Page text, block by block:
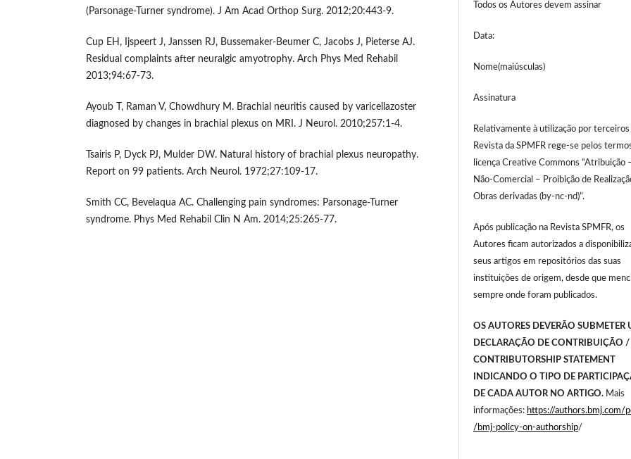
(Parsonage-Turner syndrome). J Am Acad Orthop Surg. 2012;20:443-9.
Cup EH, Ijspeert J, Janssen RJ, Bussemaker-Beumer C, Jacobs J, Pieterse AJ.
Residual complaints after neuralgic amyotrophy. Arch Phys Med Rehabil
2013;94:67-73.
Ayoub T, Raman V, Chowdhury M. Brachial neuritis caused by varicellazoster
diagnosed by changes in brachial plexus on MRI. J Neurol. 2010;257:1-4.
Tsairis P, Dyck PJ, Mulder DW. Natural history of brachial plexus neuropathy.
Report on 99 patients. Arch Neurol. 1972;27:109-17.
Smith CC, Bevelaqua AC. Challenging pain syndromes: Parsonage-Turner
syndrome. Phys Med Rehabil Clin N Am. 2014;25:265-77.
Todos os Autores devem assinar
Data:
Nome(maiúsculas)
Assinatura
Relativamente à utilização por terceiros
Revista da SPMFR rege-se pelos
licença Creative Commons “Atribuição
Não-Comercial – Proibição de
Obras derivadas (by-nc-nd)”.
Após publicação na Revista SPMFR, os
Autores ficam autorizados a
seus artigos em repositórios das suas
instituições de origem, desde que
sempre onde foram publicados.
OS AUTORES DEVERÃO SUBMETER
DECLARAÇÃO DE CONTRIBUIÇÃO /
CONTRIBUTORSHIP STATEMENT
INDICANDO O TIPO DE
DE CADA AUTOR NO ARTIGO. Mais
informações: https://authors.bmj.com/
/bmj-policy-on-authorship/